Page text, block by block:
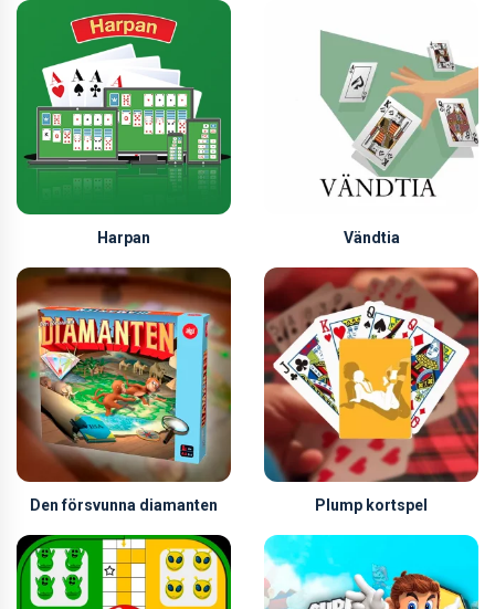
Harpan Vändtia
Den försvunna diamanten Plump kortspel